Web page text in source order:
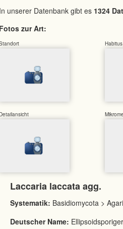
unserer Datenbank gibt es 1324
zur Art:
Habitus
Laccaria laccata agg.
Systematik: Basidiomycota >
Deutscher Name: